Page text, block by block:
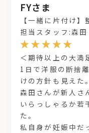
FYさま
【一緒に片付け
担当スタッフ:森田
＜期待以上の大満
1日で洋服の断捨
けの方針も見えた。
森田さんが新人さ
いらっしゃるか若
た。
私自身が妊娠中だ